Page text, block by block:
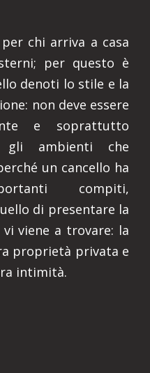
chi arriva a casa
per questo è
denoti lo stile e la
non deve essere
e soprattutto
ambienti che
un cancello ha
compiti,
di presentare la
viene a trovare: la
proprietà privata e
intimità.